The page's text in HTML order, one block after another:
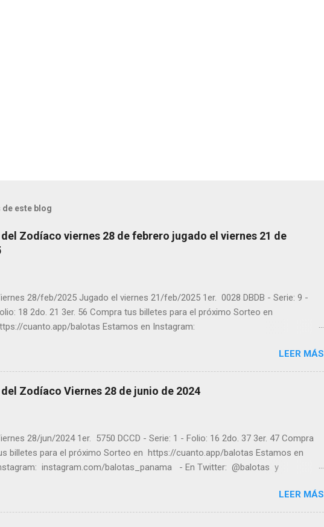
de este blog
Zodíaco viernes 28 de febrero jugado el viernes 21 de
28/feb/2025 Jugado el viernes 21/feb/2025 1er. 0028 DBDB - Serie: 9 -
18 2do. 21 3er. 56 Compra tus billetes para el próximo Sorteo en
cuanto.app/balotas Estamos en Instagram:
facebook.com/balotas Pruebe su suerte en las mejores loterías millonarias y de
forma segura y legal recomendado clic a: goo.gl/5Y2qt Felicidades a todos
los ganadores ! y a los que no ganaron "Buena Suerte" para el próximo sorteo,
recuerden visitarnos en balotas.com para conocer los datos que le ayudaran a
LEER MÁS
Zodíaco Viernes 28 de junio de 2024
28/jun/2024 1er. 5750 DCCD - Serie: 1 - Folio: 16 2do. 37 3er. 47 Compra
billetes para el próximo Sorteo en https://cuanto.app/balotas Estamos en
instagram.com/balotas_panama - En Twitter: @balotas y
millonarias y de una forma segura y legal recomendado clic a: goo.gl/5Y2qt
a todos los ganadores ! y a los que no ganaron "Buena Suerte" para el
LEER MÁS